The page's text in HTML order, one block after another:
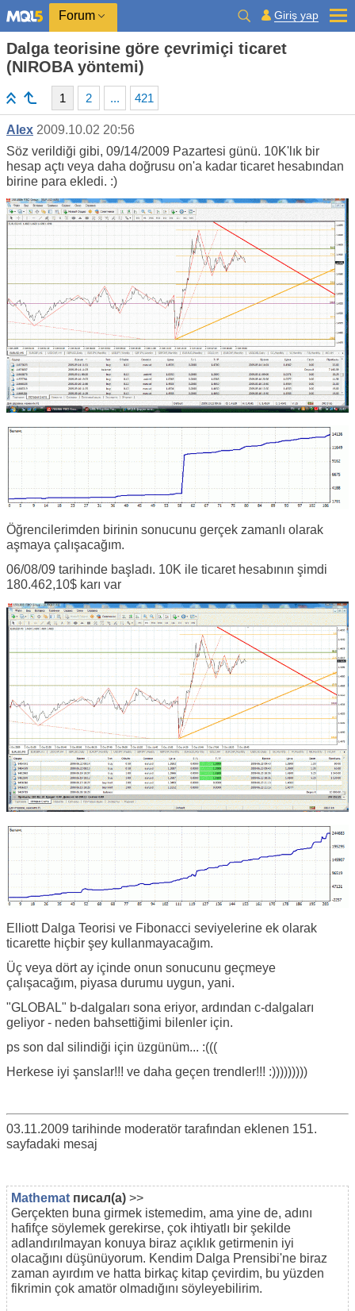
Forum Giriş yap
Dalga teorisine göre çevrimiçi ticaret
(NIROBA yöntemi)
1 2 ... 421
Alex 2009.10.02 20:56
Söz verildiği gibi, 09/14/2009 Pazartesi günü. 10K'lık bir
hesap açtı veya daha doğrusu on'a kadar ticaret hesabından
birine para ekledi. :)
Öğrencilerimden birinin sonucunu gerçek zamanlı olarak
aşmaya çalışacağım.
06/08/09 tarihinde başladı. 10K ile ticaret hesabının şimdi
180.462,10$ karı var
Elliott Dalga Teorisi ve Fibonacci seviyelerine ek olarak
ticarette hiçbir şey kullanmayacağım.
Üç veya dört ay içinde onun sonucunu geçmeye
çalışacağım, piyasa durumu uygun, yani.
"GLOBAL" b-dalgaları sona eriyor, ardından c-dalgaları
geliyor - neden bahsettiğimi bilenler için.
ps son dal silindiği için üzgünüm... :(((
Herkese iyi şanslar!!! ve daha geçen trendler!!! :)))))))))
03.11.2009 tarihinde moderatör tarafından eklenen 151.
sayfadaki mesaj
Mathemat писал(а) >>
Gerçekten buna girmek istemedim, ama yine de, adını
hafifçe söylemek gerekirse, çok ihtiyatlı bir şekilde
adlandırılmayan konuya biraz açıklık getirmenin iyi
olacağını düşünüyorum. Kendim Dalga Prensibi'ne biraz
zaman ayırdım ve hatta birkaç kitap çevirdim, bu yüzden
fikrimin çok amatör olmadığını söyleyebilirim.